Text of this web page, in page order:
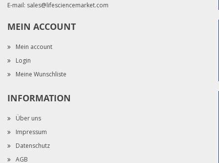
E-mail: sales@lifesciencemarket.com
MEIN ACCOUNT
Mein account
Login
Meine Wunschliste
INFORMATION
Über uns
Impressum
Datenschutz
AGB